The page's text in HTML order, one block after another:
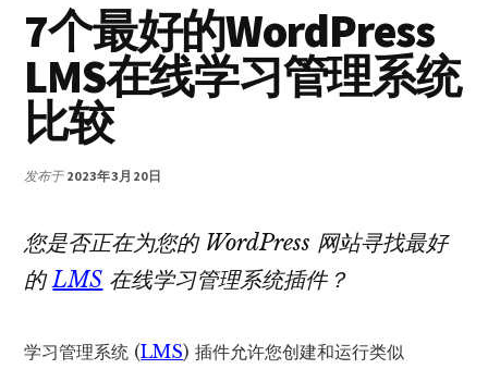
7个最好的WordPress
LMS在线学习管理系统
比较
发布于 2023年3月20日
您是否正在为您的 WordPress 网站寻找最好
的 LMS 在线学习管理系统插件？
学习管理系统 (LMS) 插件允许您创建和运行类似